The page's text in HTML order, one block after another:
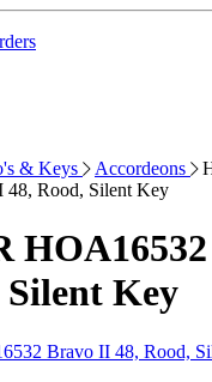
& Keys Accordeons
Rood, Silent Key
Silent Key